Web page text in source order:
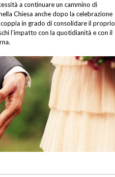
a continuare un cammino di
Chiesa anche dopo la celebrazione
in grado di consolidare il proprio
l’impatto con la quotidianità e con il